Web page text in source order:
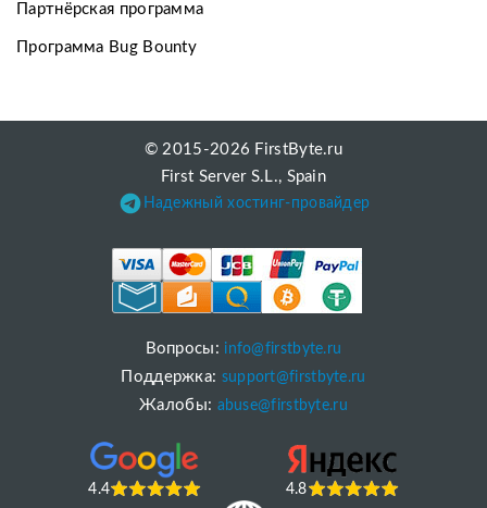
Партнёрская программа
Программа Bug Bounty
© 2015-2026 FirstByte.ru
First Server S.L., Spain
Надежный хостинг-провайдер
Вопросы: info@firstbyte.ru
Поддержка: support@firstbyte.ru
Жалобы: abuse@firstbyte.ru
4.4 4.8